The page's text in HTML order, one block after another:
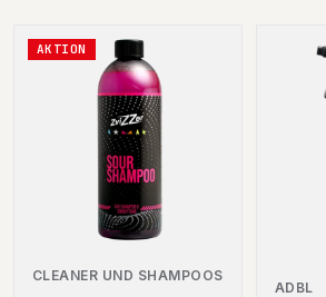
AKTION
CLEANER UND SHAMPOOS
ADBL